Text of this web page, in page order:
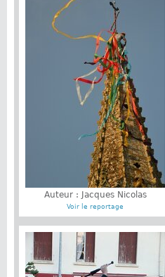
Auteur : Jacques Nicolas
Voir le reportage